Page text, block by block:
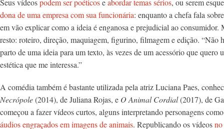
Seus vídeospodem ser poéticoseabordar temas sérios, ou serem
dona de uma empresa com sua funcionária: enquanto a chefa fala
em vão explicar como a ideia é enganosa e prejudicial ao consumidor.
resto: roteiro, direção, maquiagem, figurino, filmagem e edição. “Não
parto de uma ideia para um texto, às vezes de um acessório que quero
estética que me interessa.”
A comédia também é bastante utilizada pela atriz Luciana Paes,
Necrópole(2014), de Juliana Rojas, e O Animal Cordial(2017), de
começou a fazer vídeos curtos, alguns interpretando personagens
áudios engraçados em imagens de animais. Republicando os vídeos